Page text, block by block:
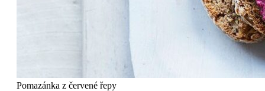
Pomazánka z červené řepy